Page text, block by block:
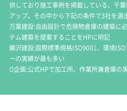
供しており施工事例を掲載している、千
アップ。その中から下記の条件で3社を選
万葉建設:自由設計で危険物倉庫の建築に
テム建築を提案することをHPに明記
鵜沢建設:国際標準規格ISO9001、環境
ーの実績が最も多い
O企画:公式HPで加工所、作業所兼倉庫の